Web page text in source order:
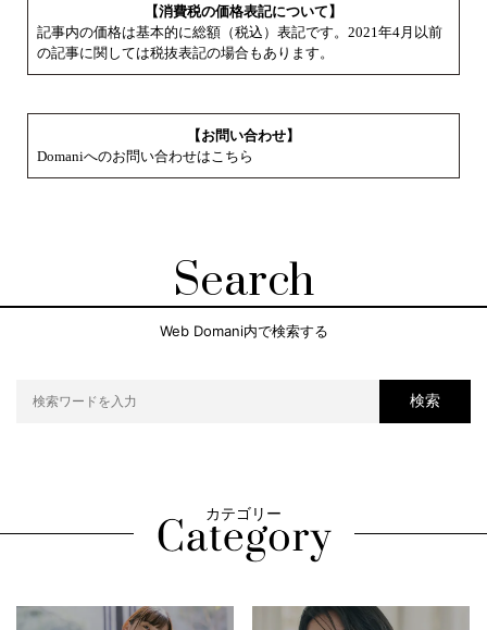
【消費税の価格表記について】
記事内の価格は基本的に総額（税込）表記です。2021年4月以前
の記事に関しては税抜表記の場合もあります。
【お問い合わせ】
Domaniへのお問い合わせはこちら
Search
Web Domani内で検索する
検索
カテゴリー